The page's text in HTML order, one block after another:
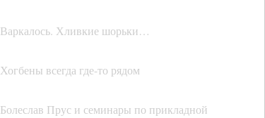
Варкалось. Хливкие шорьки…
Хогбены всегда где-то рядом
Болеслав Прус и семинары по прикладной